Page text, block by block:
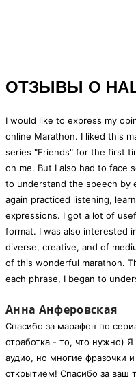
ОТЗЫВЫ О
I would like to express my
online Marathon. I liked this
series "Friends" for the first
on me. But I also had to face
to understand the speech by
again practiced listening,
expressions. I got a lot of
format. I was also interested
diverse, creative, and of
of this wonderful marathon.
each phrase, I began to
Анна Анферовская
Спасибо за марафон по
отработка - то, что нужно)
аудио, но многие фразочки
открытием! Спасибо за ваш